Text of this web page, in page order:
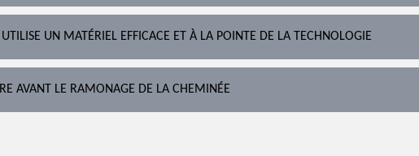
UN MATÉRIEL EFFICACE ET À LA POINTE DE LA TECHNOLOGIE
AVANT LE RAMONAGE DE LA CHEMINÉE